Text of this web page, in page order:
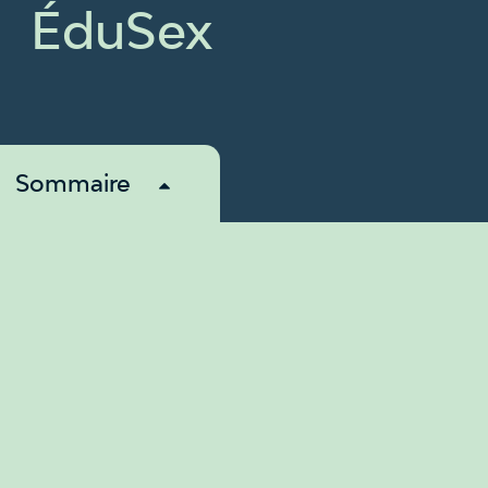
Sommaire
ÉduSex
À propos